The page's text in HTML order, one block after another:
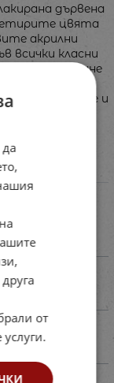
дървена
цвята
акрилни
всички класни
за преподаване
най-малките и
за
от